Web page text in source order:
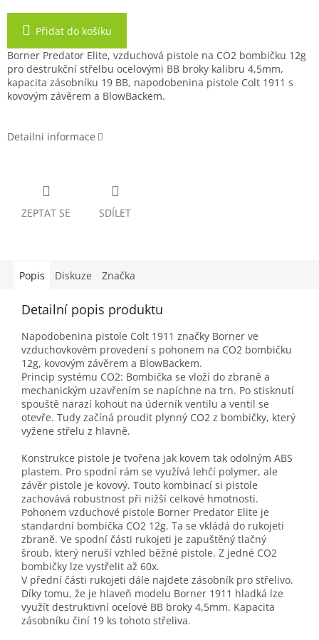
Přidat do košíku
Borner Predator Elite, vzduchová pistole na CO2 bombičku 12g
pro destrukční střelbu ocelovými BB broky kalibru 4,5mm,
kapacita zásobníku 19 BB, napodobenina pistole Colt 1911 s
kovovým závěrem a BlowBackem.
Detailní informace
ZEPTAT SE SDÍLET
Popis Diskuze Značka
Detailní popis produktu
Napodobenina pistole Colt 1911 značky Borner ve
vzduchovkovém provedení s pohonem na CO2 bombičku
12g, kovovým závěrem a BlowBackem.
Princip systému CO2: Bombička se vloží do zbraně a
mechanickým uzavřením se napíchne na trn. Po stisknutí
spouště narazí kohout na úderník ventilu a ventil se
otevře. Tudy začíná proudit plynný CO2 z bombičky, který
vyžene střelu z hlavně.
Konstrukce pistole je tvořena jak kovem tak odolným ABS
plastem. Pro spodní rám se využívá lehčí polymer, ale
závěr pistole je kovový. Touto kombinací si pistole
zachovává robustnost při nižší celkové hmotnosti.
Pohonem vzduchové pistole Borner Predator Elite je
standardní bombička CO2 12g. Ta se vkládá do rukojeti
zbraně. Ve spodní části rukojeti je zapuštěný tlačný
šroub, který neruší vzhled běžné pistole. Z jedné CO2
bombičky lze vystřelit až 60x.
V přední části rukojeti dále najdete zásobník pro střelivo.
Díky tomu, že je hlaveň modelu Borner 1911 hladká lze
využít destruktivní ocelové BB broky 4,5mm. Kapacita
zásobníku činí 19 ks tohoto střeliva.